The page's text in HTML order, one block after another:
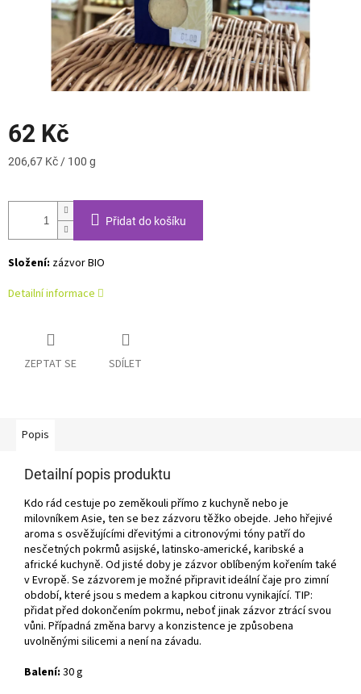
62 Kč
Měrná
206,67 Kč / 100 g
Přidat do košíku
Složení: zázvor BIO
Detailní informace
ZEPTAT SE SDÍLET
Popis
Detailní popis produktu
Kdo rád cestuje po zeměkouli přímo z kuchyně nebo je
milovníkem Asie, ten se bez zázvoru těžko obejde. Jeho hřejivé
aroma s osvěžujícími dřevitými a citronovými tóny patří do
nesčetných pokrmů asijské, latinsko-americké, karibské a
africké kuchyně. Od jisté doby je zázvor oblíbeným kořením také
v Evropě. Se zázvorem je možné připravit ideální čaje pro zimní
období, které jsou s medem a kapkou citronu vynikající. TIP:
přidat před dokončením pokrmu, neboť jinak zázvor ztrácí svou
vůni. Případná změna barvy a konzistence je způsobena
uvolněnými silicemi a není na závadu.
Balení: 30 g